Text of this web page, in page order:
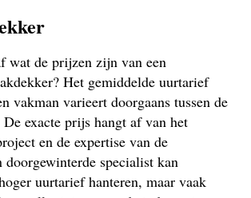
wat de prijzen zijn van een
Het gemiddelde uurtarief
vakman varieert doorgaans tussen de
De exacte prijs hangt af van het
en de expertise van de
doorgewinterde specialist kan
uurtarief hanteren, maar vaak